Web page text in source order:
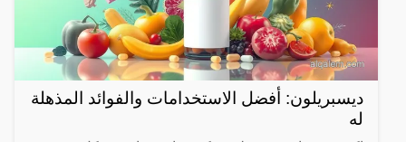
ديسبريلون: أفضل الاستخدامات والفوائد المذهلة
له